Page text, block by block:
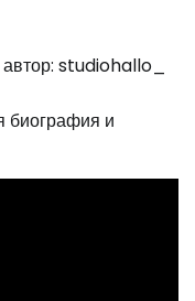
автор: studiohallo_